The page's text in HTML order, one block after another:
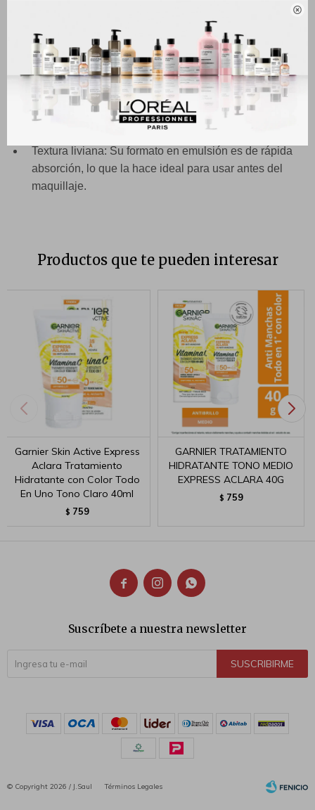

UVA/UVB, ayudando a prevenir manchas y el
envejecimiento prematuro.
Acción antioxidante: Contiene Vitamina E, que
combate los radicales libres, y Vitamina A, que
estimula la renovación celular y normaliza la
Textura liviana: Su formato en emulsión es de rápida
absorción, lo que la hace ideal para usar antes del
maquillaje.
Productos que te pueden interesar
Garnier Skin Active Express
Aclara Tratamiento
Hidratante con Color Todo
En Uno Tono Claro 40ml
$ 759
GARNIER TRATAMIENTO
HIDRATANTE TONO MEDIO
EXPRESS ACLARA 40G
$ 759
  
Suscríbete a nuestra newsletter
SUSCRIBIRME
© Copyright 2026 / J.Saul Términos Legales